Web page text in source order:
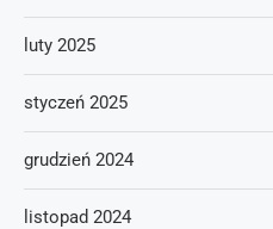
luty 2025
styczeń 2025
grudzień 2024
listopad 2024